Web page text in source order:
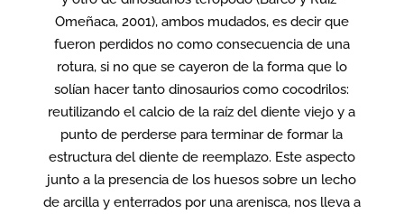
Omeñaca, 2001), ambos mudados, es decir que
fueron perdidos no como consecuencia de una
rotura, si no que se cayeron de la forma que lo
solían hacer tanto dinosaurios como cocodrilos:
reutilizando el calcio de la raíz del diente viejo y a
punto de perderse para terminar de formar la
estructura del diente de reemplazo. Este aspecto
junto a la presencia de los huesos sobre un lecho
de arcilla y enterrados por una arenisca, nos lleva a